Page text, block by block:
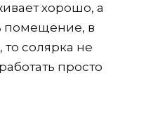
хорошо, а
помещение, в
то солярка не
просто